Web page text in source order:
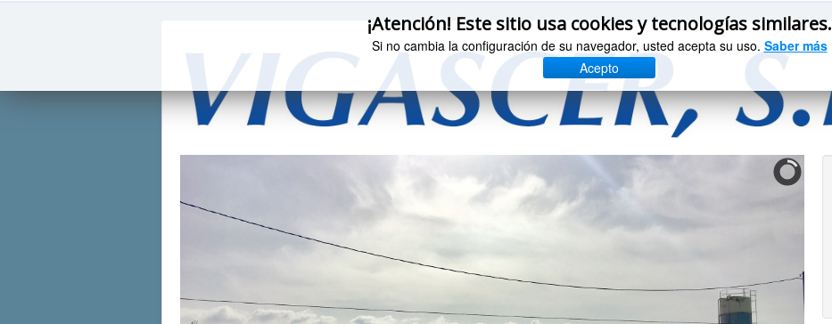
¡Atención! Este sitio usa cookies y tecnologías similares.
Si no cambia la configuración de su navegador, usted acepta su uso. Saber más
Acepto